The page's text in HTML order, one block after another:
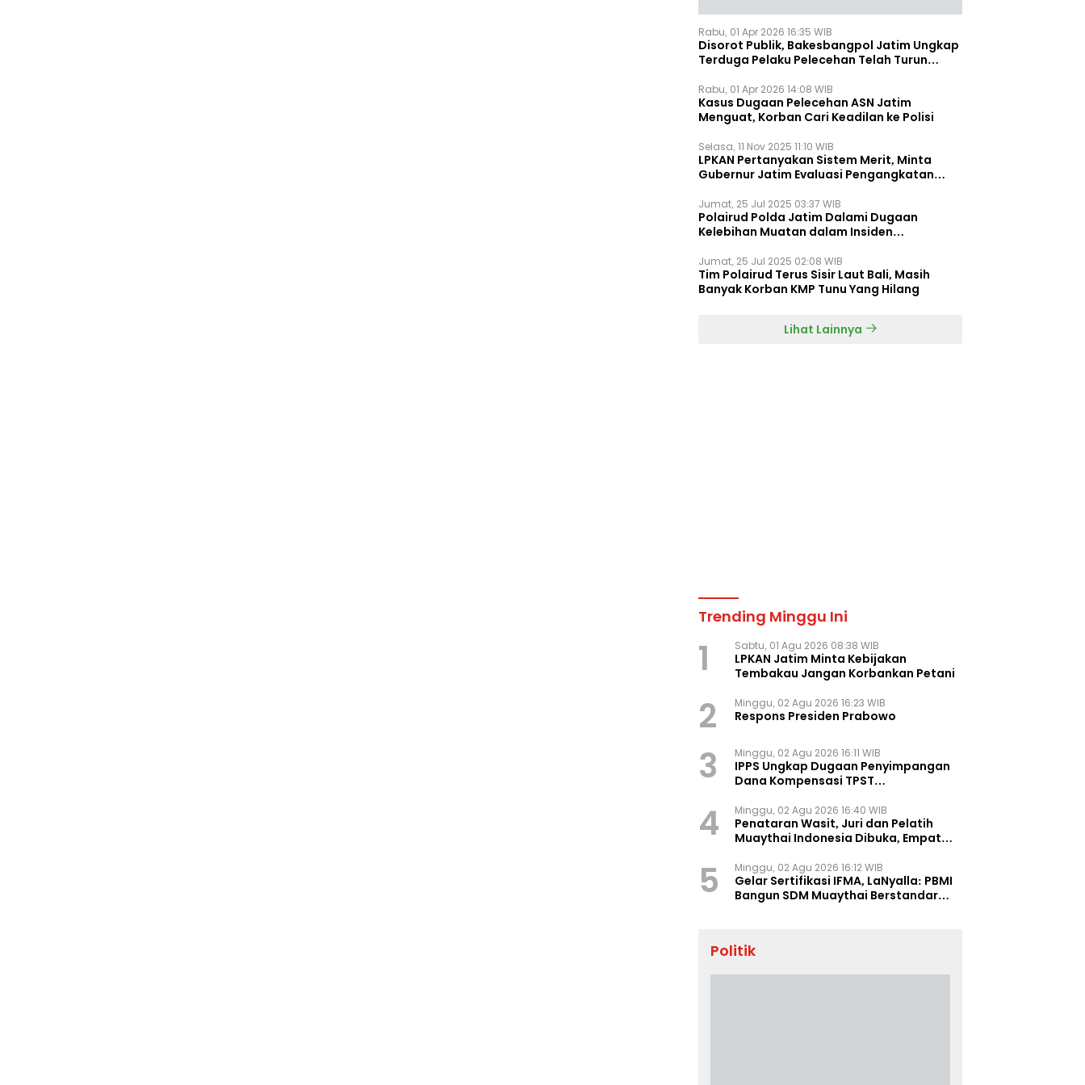
Rabu, 01 Apr 2026 16:35 WIB
Disorot Publik, Bakesbangpol Jatim Ungkap
Terduga Pelaku Pelecehan Telah Turun
Rabu, 01 Apr 2026 14:08 WIB
Kasus Dugaan Pelecehan ASN Jatim
Menguat, Korban Cari Keadilan ke Polisi
Selasa, 11 Nov 2025 11:10 WIB
LPKAN Pertanyakan Sistem Merit, Minta
Gubernur Jatim Evaluasi Pengangkatan
Jumat, 25 Jul 2025 03:37 WIB
Polairud Polda Jatim Dalami Dugaan
Kelebihan Muatan dalam Insiden
Jumat, 25 Jul 2025 02:08 WIB
Tim Polairud Terus Sisir Laut Bali, Masih
Banyak Korban KMP Tunu Yang Hilang
Lihat Lainnya
Trending Minggu Ini
1 Sabtu, 01 Agu 2026 08:38 WIB
LPKAN Jatim Minta Kebijakan
Tembakau Jangan Korbankan Petani
2 Minggu, 02 Agu 2026 16:23 WIB
Respons Presiden Prabowo
3 Minggu, 02 Agu 2026 16:11 WIB
IPPS Ungkap Dugaan Penyimpangan
Dana Kompensasi TPST
4 Minggu, 02 Agu 2026 16:40 WIB
Penataran Wasit, Juri dan Pelatih
Muaythai Indonesia Dibuka, Empat
5 Minggu, 02 Agu 2026 16:12 WIB
Gelar Sertifikasi IFMA, LaNyalla: PBMI
Bangun SDM Muaythai Berstandar
Politik